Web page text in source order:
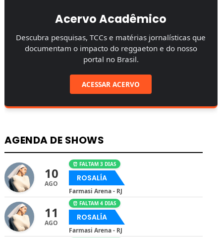
Acervo Acadêmico
Descubra pesquisas, TCCs e matérias jornalísticas que
documentam o impacto do reggaeton e do nosso
portal no Brasil.
ACESSAR ACERVO
AGENDA DE SHOWS
10
AGO
⏰ FALTAM 3 DIAS
ROSALÍA
Farmasi Arena - RJ
11
AGO
⏰ FALTAM 4 DIAS
ROSALÍA
Farmasi Arena - RJ